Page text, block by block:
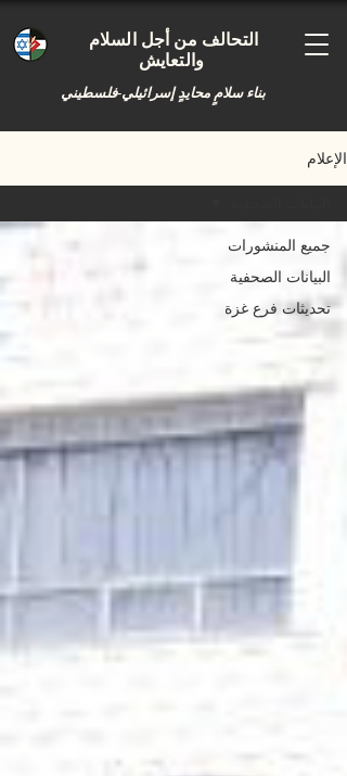
بناء سلامٍ محايدٍ إسرائيلي-فلسطيني
التحالف من أجل السلام
الإعلام
جميع المنشورات
البيانات الصحفية
تحديثات فرع غزة